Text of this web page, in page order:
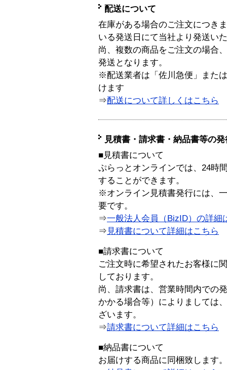
配送について
在庫がある場合のご注文につき
いる発送日にて当社より発送い
尚、複数の商品をご注文の場合
発送となります。
※配送業者は「佐川急便」また
けます
⇒配送について詳しくはこちら
見積書・請求書・納品書等の
■見積書について
ぷらっとオンラインでは、24時
することができます。
※オンライン見積書発行には、
要です。
⇒一般法人会員（BizID）の詳細
⇒ 見積書について詳細はこちら
■請求書について
ご注文時に希望されたお客様に
しております。
尚、請求書は、営業時間内での
かかる場合等）によりましては
ざいます。
⇒請求書について詳細はこちら
■納品書について
お届けする商品に同梱致します。